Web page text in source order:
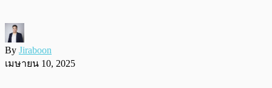
By Jiraboon
เมษายน 10, 2025